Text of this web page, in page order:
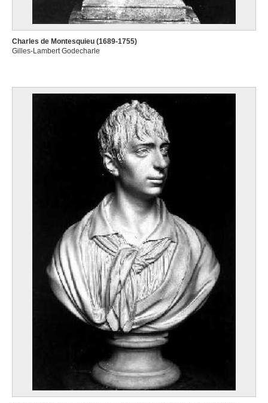
Charles de Montesquieu (1689-1755)
Gilles-Lambert Godecharle